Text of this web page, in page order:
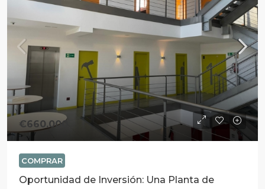
€660.000
COMPRAR
Oportunidad de Inversión: Una Planta de